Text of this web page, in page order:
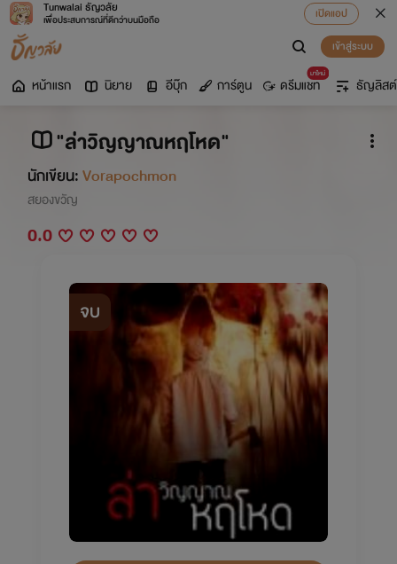
Tunwalai ธัญวลัย
เพื่อประสบการณ์ที่ดีกว่าบนมือถือ
เปิดแอป
เข้าสู่ระบบ
หน้าแรก นิยาย อีบุ๊ก การ์ตูน
มาใหม่
ดรีมแชท ธัญลิสต์
"ล่าวิญญาณหฤโหด"
นักเขียน:Vorapochmon
สยองขวัญ
0.0
จบ